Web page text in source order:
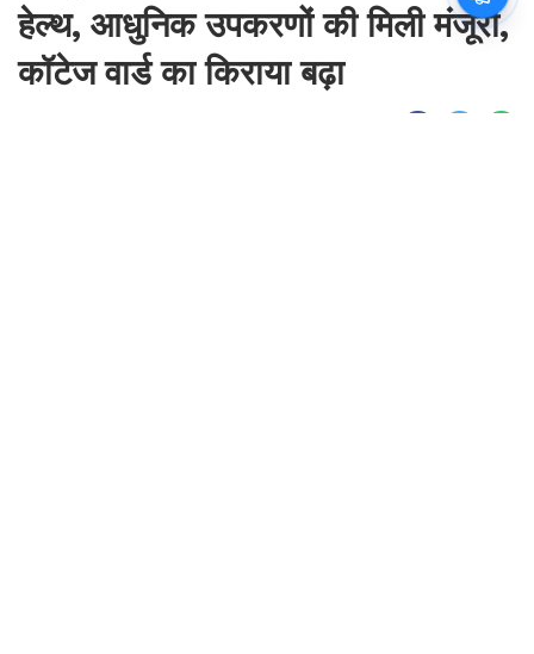
हेल्थ, आधुनिक उपकरणों की मिली मंजूरी,
कॉटेज वार्ड का किराया बढ़ा